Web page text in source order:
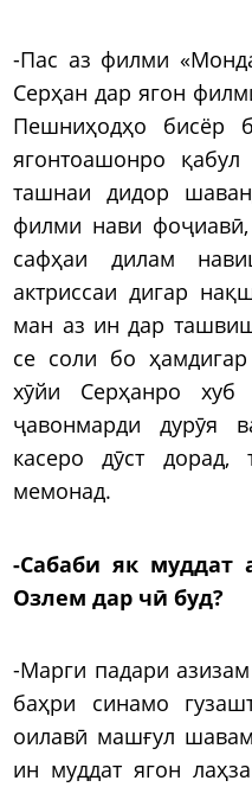
-Пас аз филми
Серҳан дар ягон
Пешниҳодҳо бисёр
ягонтоашонро
ташнаи дидор
филми нави
сафҳаи дилам
актриссаи дигар
ман аз ин дар
се соли бо
хӯйи Серҳанро
ҷавонмарди дурӯя
касеро дӯст
мемонад.
-Сабаби як муддат
Озлем дар чӣ буд?
-Марги падари
баҳри синамо
оилавӣ машғул
ин муддат ягон